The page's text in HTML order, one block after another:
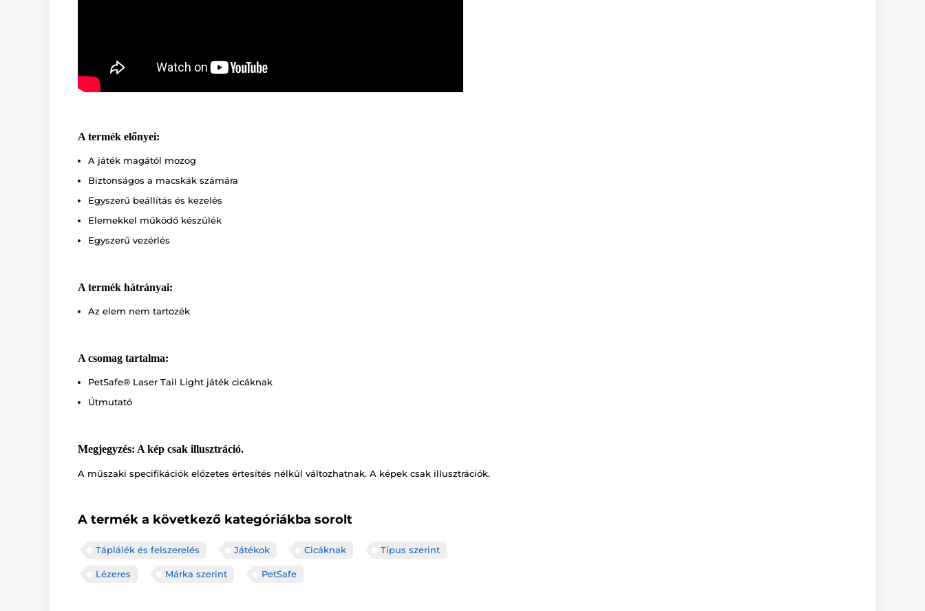
A termék előnyei:
A játék magától mozog
Biztonságos a macskák számára
Egyszerű beállítás és kezelés
Elemekkel működő készülék
Egyszerű vezérlés
A termék hátrányai:
Az elem nem tartozék
A csomag tartalma:
PetSafe® Laser Tail Light játék cicáknak
Útmutató
Megjegyzés: A kép csak illusztráció.
A műszaki specifikációk előzetes értesítés nélkül változhatnak. A képek csak illusztrációk.
A termék a következő kategóriákba sorolt
Táplálék és felszerelés Játékok Cicáknak Típus szerint
Lézeres Márka szerint PetSafe